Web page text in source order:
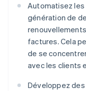
Automatisez
génération de
factures. Cela
de se
avec les clients
Développez